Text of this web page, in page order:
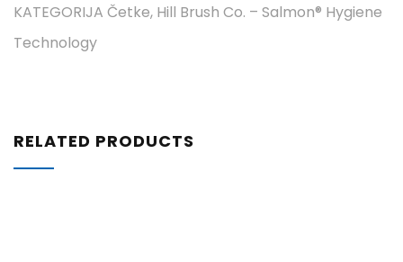
KATEGORIJA Četke, Hill Brush Co. – Salmon® Hygiene
Technology
RELATED PRODUCTS
ZATRAŽITE